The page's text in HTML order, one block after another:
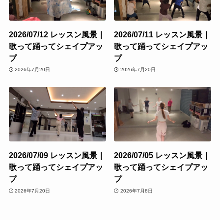
2026/07/12 レッスン風景｜
歌って踊ってシェイプアッ
プ
2026年7月20日
2026/07/11 レッスン風景｜
歌って踊ってシェイプアッ
プ
2026年7月20日
2026/07/09 レッスン風景｜
歌って踊ってシェイプアッ
プ
2026年7月20日
2026/07/05 レッスン風景｜
歌って踊ってシェイプアッ
プ
2026年7月8日